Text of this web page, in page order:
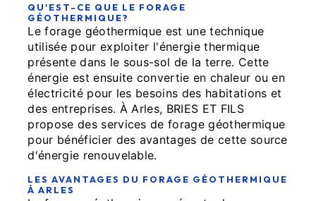
QU'EST-CE QUE LE FORAGE
GÉOTHERMIQUE?
Le forage géothermique est une technique
utilisée pour exploiter l'énergie thermique
présente dans le sous-sol de la terre. Cette
énergie est ensuite convertie en chaleur ou en
électricité pour les besoins des habitations et
des entreprises. À Arles, BRIES ET FILS
propose des services de forage géothermique
pour bénéficier des avantages de cette source
d'énergie renouvelable.
LES AVANTAGES DU FORAGE GÉOTHERMIQUE
À ARLES